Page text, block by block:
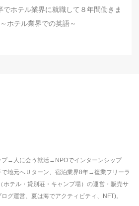
でホテル業界に就職して８年間働きま
ホテル業界での英語～
プ→人に会う就活→NPOでインターンシップ
地元へＵターン、宿泊業界8年→復業フリーラ
ホテル・貸別荘・キャンプ場）の運営・販売サ
グ運営、夏は海でアクティビティ、NFT)。